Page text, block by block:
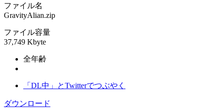
ファイル名
GravityAlian.zip
ファイル容量
37,749 Kbyte
全年齢
「DL中」とTwitterでつぶやく
ダウンロード